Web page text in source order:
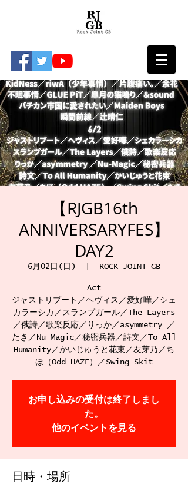
【RJGB16th
ANNIVERSARYFES】
DAY2
6月02日(日) ROCK JOINT GB
Act
ジャストリブート／ヘヴィス／愛好嘩／シェ
カラーシカ／スランプガール／The Layers
／俄詩／歌楽反応／りっか／asymmetry ／
たき／Nu-Magic／秘密兵器／詩文／To All
Humanity／かいじゅうと花束／友芽乃／ち
ほ（Odd HAZE）／Swing Skit
お申し込みの受付は終了しまし
た。
他のイベントを見る
日時・場所